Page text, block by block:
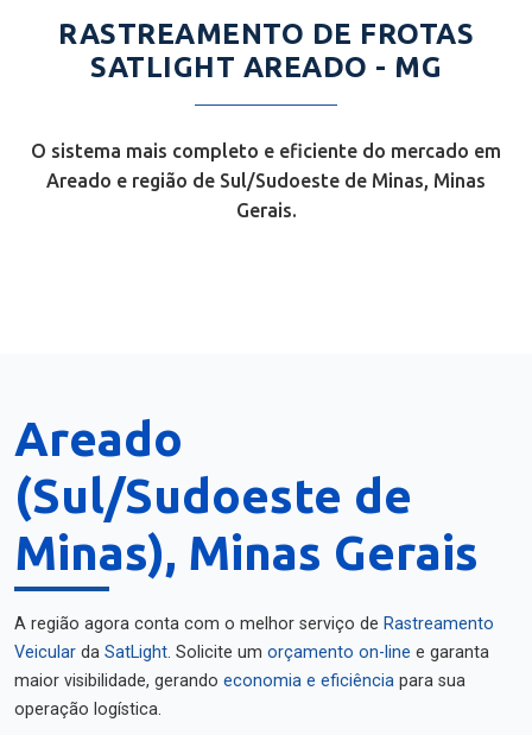
RASTREAMENTO DE FROTAS
SATLIGHT AREADO - MG
O sistema mais completo e eficiente do mercado em
Areado e região de Sul/Sudoeste de Minas, Minas
Gerais.
Areado
(Sul/Sudoeste de
Minas), Minas Gerais
A região agora conta com o melhor serviço de Rastreamento
Veicular da SatLight. Solicite um orçamento on-line e garanta
maior visibilidade, gerando economia e eficiência para sua
operação logística.